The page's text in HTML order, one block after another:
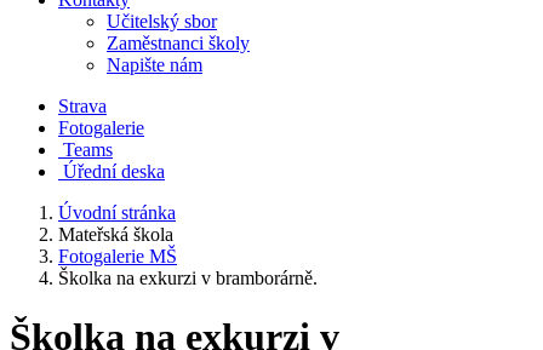
Učitelský sbor
Zaměstnanci školy
Napište nám
Strava
Fotogalerie
Teams
Úřední deska
Úvodní stránka
Mateřská škola
Fotogalerie MŠ
Školka na exkurzi v bramborárně.
Školka na exkurzi v